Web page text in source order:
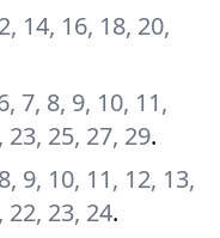
14, 16, 18, 20,
7, 8, 9, 10, 11,
23, 25, 27, 29.
9, 10, 11, 12, 13,
22, 23, 24.